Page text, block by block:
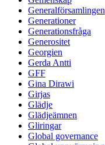
Generalförsamlingen
Generationer
Generationsfråga
Generositet
Georgien
Gerda Antti
GFF
Gina Dirawi
Girjas
Glädje
Glädjeämnen
Gliringar
Global governance